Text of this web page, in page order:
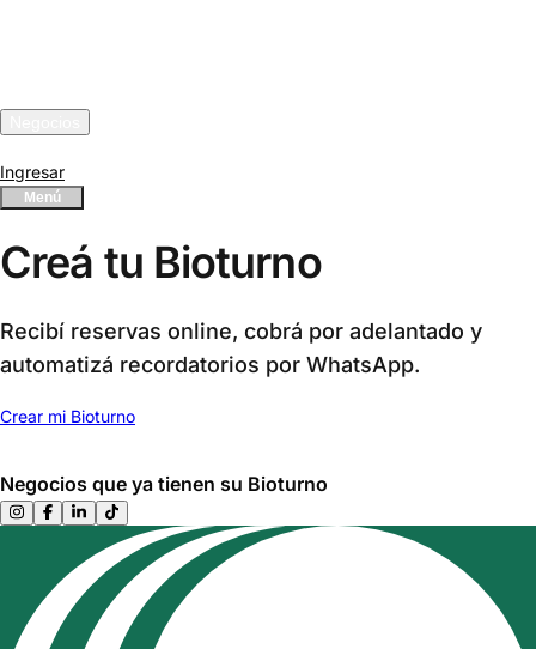
Ingresar
Menú
Creá tu Bioturno
Recibí reservas online, cobrá por adelantado y
automatizá recordatorios por WhatsApp.
Crear mi Bioturno
Negocios que ya tienen su Bioturno